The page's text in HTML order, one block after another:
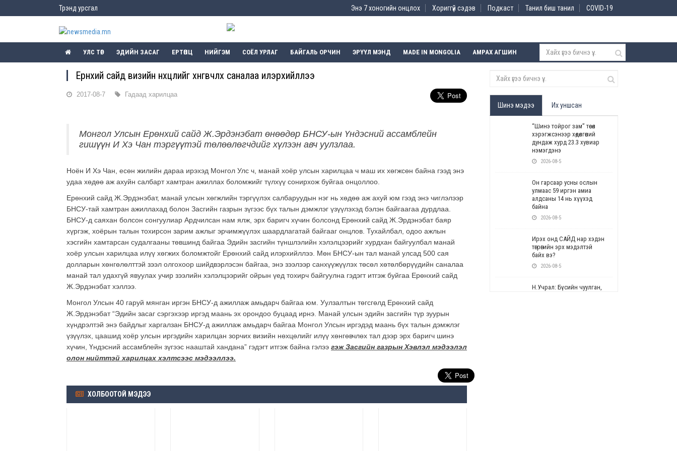
Трэнд урсгал Энэ 7 хоногийн онцлох Хориггүй сэдэв Подкаст Танил биш танил COVID-19
УЛС ТӨР ЭДИЙН ЗАСАГ ЕРТӨНЦ НИЙГЭМ СОЁЛ УРЛАГ БАЙГАЛЬ ОРЧИН ЭРҮҮЛ МЭНД MADE IN MONGOLIA АМРАХ АГШИН
Ерөнхий сайд визийн нөхцөлийг хөнгөвчлөх саналаа илэрхийллээ
2017-08-7 Гадаад харилцаа
Монгол Улсын Ерөнхий сайд Ж.Эрдэнэбат өнөөдөр БНСУ-ын Үндэсний ассамблейн
гишүүн И Хэ Чан тэргүүтэй төлөөлөгчдийг хүлээн авч уулзлаа.
Ноён И Хэ Чан, есөн жилийн дараа ирэхэд Монгол Улс ч, манай хоёр улсын харилцаа ч маш их хөгжсөн байна гээд энэ
удаа хөдөө аж ахуйн салбарт хамтран ажиллах боломжийг түлхүү сонирхож буйгаа онцоллоо.
Ерөнхий сайд Ж.Эрдэнэбат, манай улсын хөгжлийн тэргүүлэх салбаруудын нэг нь хөдөө аж ахуй юм гээд энэ чиглэлээр
БНСУ-тай хамтран ажиллахад болон Засгийн газрын зүгээс бүх талын дэмжлэг үзүүлэхэд бэлэн байгаагаа дурдлаа.
БНСУ-д саяхан болсон сонгуулиар Ардчилсан нам ялж, эрх баригч хүчин болсонд Ерөнхий сайд Ж.Эрдэнэбат баяр
хүргэж, хоёрын талын тохирсон зарим ажлыг эрчимжүүлэх шаардлагатай байгааг онцлов. Тухайлбал, одоо ажлын
хэсгийн хамтарсан судалгааны төвшинд байгаа Эдийн засгийн түншлэлийн хэлэлцээрийг хурдхан байгуулбал манай
хоёр улсын харилцаа илүү хөгжих боломжтойг Ерөнхий сайд илэрхийллээ. Мөн БНСУ-ын тал манай улсад 500 сая
долларын хөнгөлөлттэй зээл олгохоор шийдвэрлэсэн байгаа, энэ зээлээр санхүүжүүлэх төсөл хөтөлбөрүүдийн саналаа
манай тал удахгүй явуулах учир зээлийн хэлэлцээрийг ойрын үед тохирч байгуулна гэдэгт итгэж буйгаа Ерөнхий сайд
Ж.Эрдэнэбат хэллээ.
Монгол Улсын 40 гаруй мянган иргэн БНСУ-д ажиллаж амьдарч байгаа юм. Уулзалтын төгсгөлд Ерөнхий сайд
Ж.Эрдэнэбат “Эдийн засаг сэргэхээр иргэд маань эх орондоо буцаад ирнэ. Манай улсын эдийн засгийн түр зуурын
хүндрэлтэй энэ байдлыг харгалзан БНСУ-д ажиллаж амьдарч байгаа Монгол Улсын иргэдэд маань бүх талын дэмжлэг
үзүүлэх, цаашид хоёр улсын иргэдийн харилцан зорчих визийн нөхцөлийг илүү хөнгөвчлөх тал дээр эрх баригч шинэ
хүчин, Үндэсний ассамблейн зүгээс нааштай хандана” гэдэгт итгэж байна гэлээ гэж Засгийн газрын Хэвлэл мэдээлэл
олон нийттэй харилцах хэлтсээс мэдээллээ.
ХОЛБООТОЙ МЭДЭЭ
Шинэ мэдээ Их уншсан
“Шинэ тойрог зам” төсөл
хэрэгжсэнээр хөдөлгөөний
дундаж хурд 23.3 хувиар
нэмэгдэнэ
2026-08-5
Он гарсаар усны ослын
улмаас 59 иргэн амиа
алдсаны 14 нь хүүхэд
байна
2026-08-5
Ирэх онд САЙД нар хэдэн
төгрөгийн эрх мэдэлтэй
байх вэ?
2026-08-5
Н.Учрал: Бүсийн чуулган,